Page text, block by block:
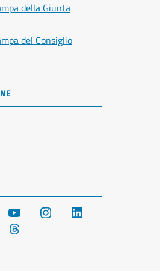
della Giunta
del Consiglio
YouTube Instagram